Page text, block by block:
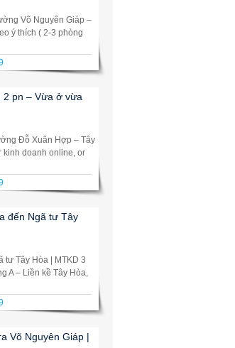
Võ Nguyên Giáp –
ý thích ( 2-3 phòng
2 pn – Vừa ở vừa
Đỗ Xuân Hợp – Tây
kinh doanh online, or
đến Ngã tư Tây
tư Tây Hòa | MTKD 3
A – Liền kề Tây Hòa,
Võ Nguyên Giáp |